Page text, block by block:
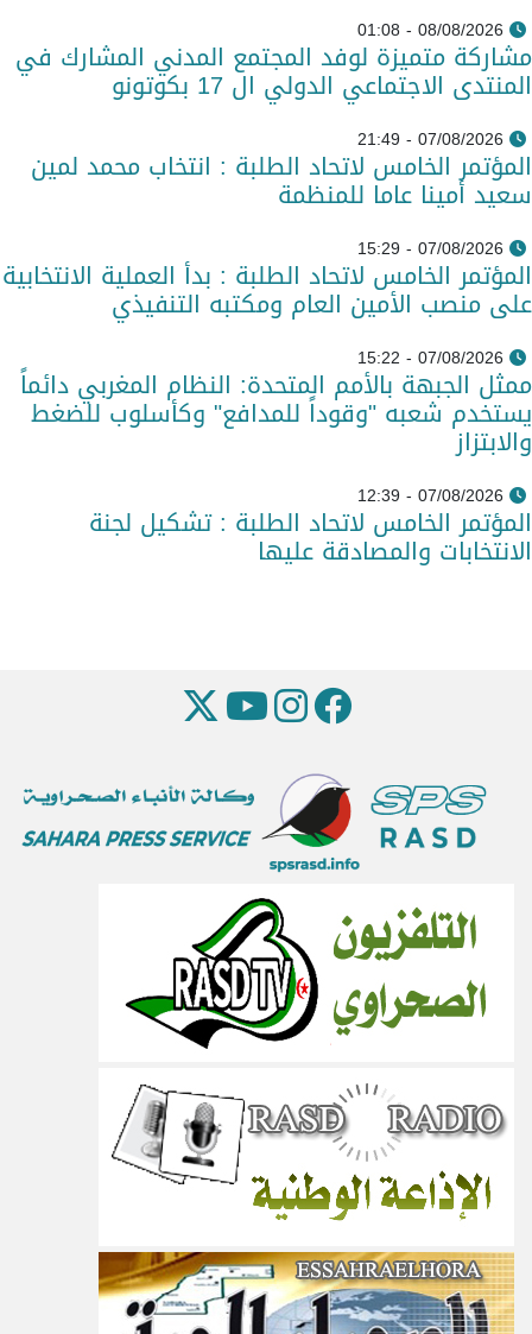
08/08/2026 - 01:08
مشاركة متميزة لوفد المجتمع المدني المشارك في
المنتدى الاجتماعي الدولي ال 17 بكوتونو
07/08/2026 - 21:49
المؤتمر الخامس لاتحاد الطلبة : انتخاب محمد لمين
سعيد أمينا عاما للمنظمة
07/08/2026 - 15:29
المؤتمر الخامس لاتحاد الطلبة : بدأ العملية الانتخابية
على منصب الأمين العام ومكتبه التنفيذي
07/08/2026 - 15:22
ممثل الجبهة بالأمم المتحدة: النظام المغربي دائماً
يستخدم شعبه "وقوداً للمدافع" وكأسلوب للضغط
والابتزاز
07/08/2026 - 12:39
المؤتمر الخامس لاتحاد الطلبة : تشكيل لجنة
الانتخابات والمصادقة عليها